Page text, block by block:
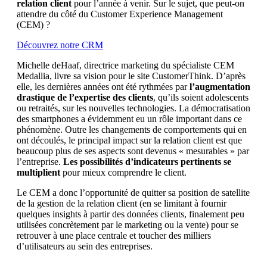
relation client pour l’année à venir. Sur le sujet, que peut-on
attendre du côté du Customer Experience Management
(CEM) ?
Découvrez notre CRM
Michelle deHaaf, directrice marketing du spécialiste CEM
Medallia, livre sa vision pour le site CustomerThink. D’après
elle, les dernières années ont été rythmées parl’augmentation
drastique de l’expertise des clients, qu’ils soient adolescents
ou retraités, sur les nouvelles technologies. La démocratisation
des smartphones a évidemment eu un rôle important dans ce
phénomène. Outre les changements de comportements qui en
ont découlés, le principal impact sur la relation client est que
beaucoup plus de ses aspects sont devenus « mesurables » par
l’entreprise. Les possibilités d’indicateurs pertinents se
multiplient pour mieux comprendre le client.
Le CEM a donc l’opportunité de quitter sa position de satellite
de la gestion de la relation client (en se limitant à fournir
quelques insights à partir des données clients, finalement peu
utilisées concrètement par le marketing ou la vente) pour se
retrouver à une place centrale et toucher des milliers
d’utilisateurs au sein des entreprises.